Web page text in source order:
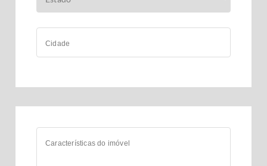
Cidade
Características do imóvel